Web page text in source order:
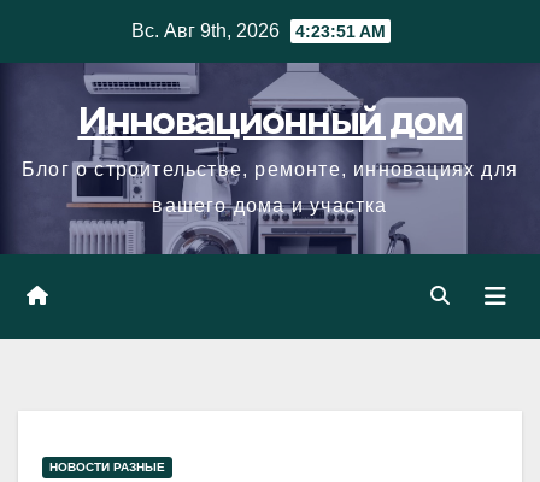
Вс. Авг 9th, 2026 4:23:52 AM
Инновационный дом
Блог о строительстве, ремонте, инновациях для
вашего дома и участка
НОВОСТИ РАЗНЫЕ